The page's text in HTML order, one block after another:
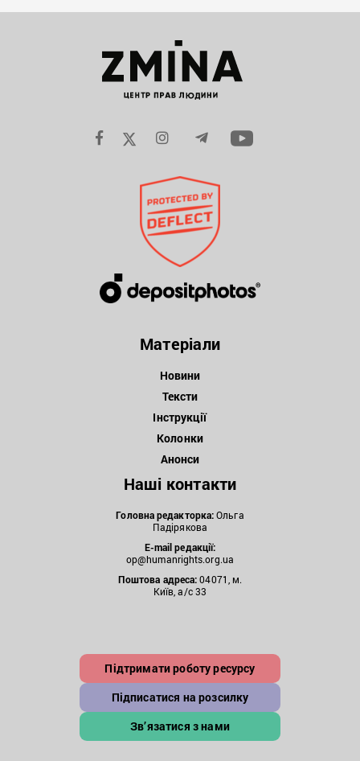
Матеріали
Новини
Тексти
Інструкції
Колонки
Анонси
Наші контакти
Головна редакторка:Ольга
Падірякова
E-mail редакції:
op@humanrights.org.ua
Поштова адреса:04071, м.
Київ, а/с 33
Підтримати роботу ресурсу
Підписатися на розсилку
Зв’язатися з нами